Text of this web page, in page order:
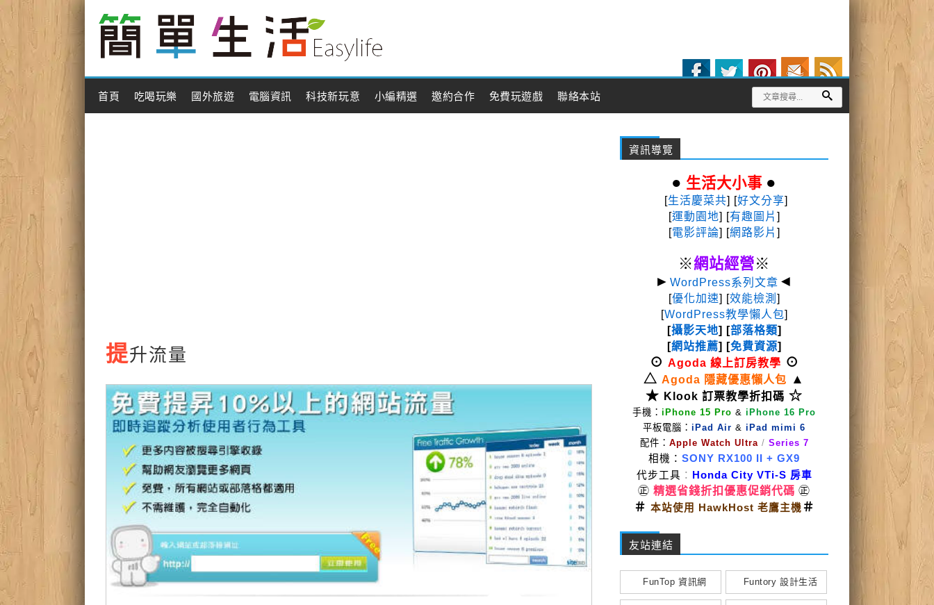
Main Menu
首頁 吃喝玩樂 國外旅遊 電腦資訊 科技新玩意 小編精選 邀約合作 免費玩遊戲 聯絡本站
提升流量
資訊導覽
● 生活大小事 ●
[生活慶菜共] [好文分享]
[運動園地] [有趣圖片 ]
[電影評論] [網路影片 ]
※網站經營※
► WordPress系列文章 ◄
[優化加速] [效能檢測 ]
[WordPress教學懶人包]
[攝影天地] [部落格類]
[網站推薦] [免費資源]
⊙ Agoda 線上訂房教學 ⊙
△ Agoda 隱藏優惠懶人包
▲
★ Klook 訂票教學折扣碼 ☆
手機： iPhone 15 Pro & iPhone 16 Pro
平板電腦： iPad Air & iPad mimi 6
配件： Apple Watch Ultra / Series 7
相機： SONY RX100 II
+ GX9
代步工具 ： Honda City VTi-S 房車
㊣ 精選省錢折扣優惠促銷代碼 ㊣
＃ 本站使用 HawkHost 老鷹主機＃
友站連結
FunTop 資訊網 Funtory 設計生活